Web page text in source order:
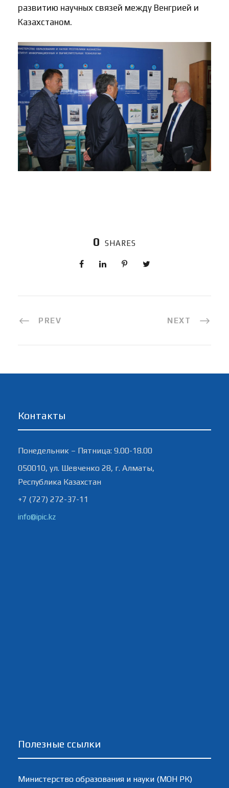
развитию научных связей между Венгрией и
Казахстаном.
0 SHARES
PREV NEXT
Контакты
Понедельник – Пятница: 9.00-18.00
050010, ул. Шевченко 28, г. Алматы,
Республика Казахстан
+7 (727) 272-37-11
info@ipic.kz
Полезные ссылки
Министерство образования и науки (МОН РК)